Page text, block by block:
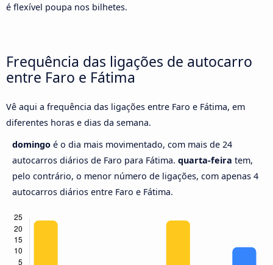
é flexível poupa nos bilhetes.
Frequência das ligações de autocarro
entre Faro e Fátima
Vê aqui a frequência das ligações entre Faro e Fátima, em
diferentes horas e dias da semana.
domingo é o dia mais movimentado, com mais de 24
autocarros diários de Faro para Fátima. quarta-feira tem,
pelo contrário, o menor número de ligações, com apenas 4
autocarros diários entre Faro e Fátima.